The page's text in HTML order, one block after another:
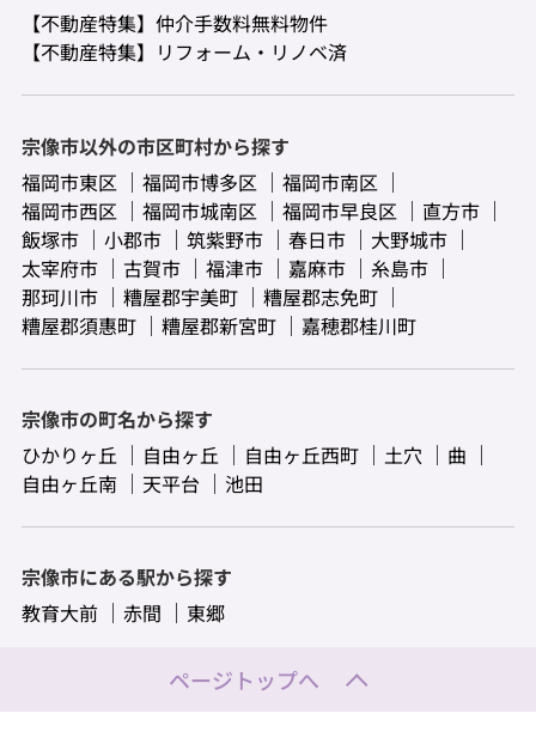
【不動産特集】仲介手数料無料物件
【不動産特集】リフォーム・リノベ済
宗像市以外の市区町村から探す
福岡市東区
福岡市博多区
福岡市南区
福岡市西区
福岡市城南区 福岡市早良区
直方市
飯塚市
小郡市 筑紫野市 春日市
大野城市
太宰府市
古賀市 福津市 嘉麻市
糸島市
那珂川市
糟屋郡宇美町
糟屋郡志免町
糟屋郡須惠町
糟屋郡新宮町 嘉穂郡桂川町
宗像市の町名から探す
ひかりヶ丘
自由ヶ丘 自由ヶ丘西町 土穴
曲
自由ヶ丘南
天平台 池田
宗像市にある駅から探す
教育大前
赤間 東郷
ページトップへ